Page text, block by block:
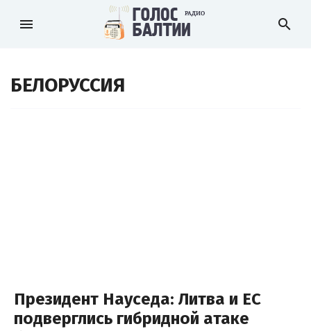
menu search
БЕЛОРУССИЯ
Президент Науседа: Литва и ЕС
подверглись гибридной атаке